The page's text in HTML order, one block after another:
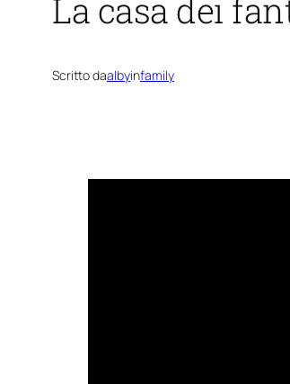
La casa dei
Scritto daalbyinfamily